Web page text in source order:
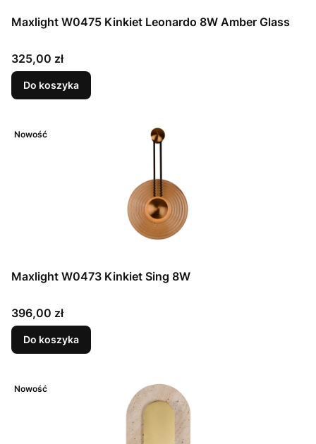
Maxlight W0475 Kinkiet Leonardo 8W Amber Glass
Cena
325,00 zł
Do koszyka
Nowość
Maxlight W0473 Kinkiet Sing 8W
Cena
396,00 zł
Do koszyka
Nowość